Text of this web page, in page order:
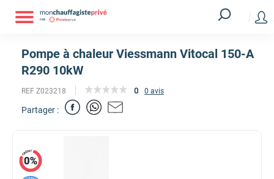
Pompe à chaleur Viessmann Vitocal 150-A
R290 10kW
REF Z023218 0 0 avis
Partager :